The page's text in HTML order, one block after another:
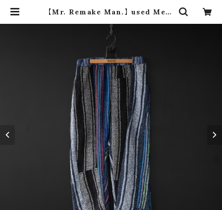
【Mr. Remake Man.】 used Mexi
ze L) | dros dro